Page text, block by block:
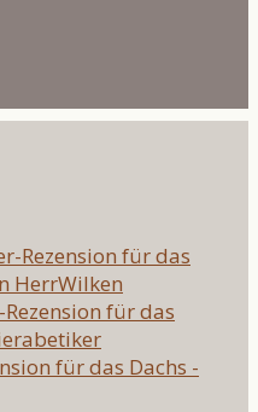
Rezension für das
HerrWilken
für das
für das Dachs -